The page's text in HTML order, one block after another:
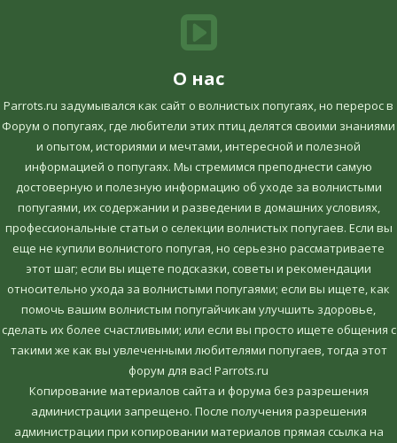
О нас
Parrots.ru задумывался как сайт о волнистых попугаях, но перерос в
Форум о попугаях, где любители этих птиц делятся своими знаниями
и опытом, историями и мечтами, интересной и полезной
информацией о попугаях. Мы стремимся преподнести самую
достоверную и полезную информацию об уходе за волнистыми
попугаями, их содержании и разведении в домашних условиях,
профессиональные статьи о селекции волнистых попугаев. Если вы
еще не купили волнистого попугая, но серьезно рассматриваете
этот шаг; если вы ищете подсказки, советы и рекомендации
относительно ухода за волнистыми попугаями; если вы ищете, как
помочь вашим волнистым попугайчикам улучшить здоровье,
сделать их более счастливыми; или если вы просто ищете общения с
такими же как вы увлеченными любителями попугаев, тогда этот
форум для вас! Parrots.ru
Копирование материалов сайта и форума без разрешения
администрации запрещено. После получения разрешения
администрации при копировании материалов прямая ссылка на